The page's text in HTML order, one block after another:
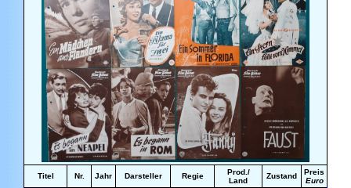
Titel Nr. Jahr Darsteller Regie
Prod./
Land
Zustand
Preis
Euro